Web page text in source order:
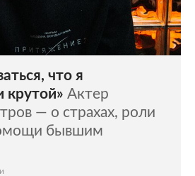
что я
крутой» Актер
— о страхах, роли
бывшим